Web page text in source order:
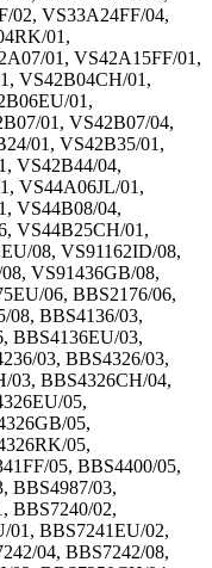
02, VS33A24FF/04,
01,
01, VS42A15FF/01,
VS42B04CH/01,
01,
01, VS42B07/04,
01, VS42B35/01,
VS42B44/04,
VS44A06JL/01,
VS44B08/04,
VS44B25CH/01,
08, VS91162ID/08,
VS91436GB/08,
06, BBS2176/06,
08, BBS4136/03,
BBS4136EU/03,
03, BBS4326/03,
03, BBS4326CH/04,
05,
05,
05,
05, BBS4400/05,
BBS4987/03,
BBS7240/02,
01, BBS7241EU/02,
04, BBS7242/08,